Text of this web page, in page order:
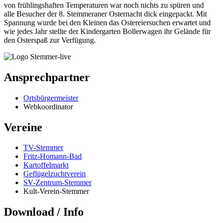
von frühlingshaften Temperaturen war noch nichts zu spüren und
alle Besucher der 8. Stemmeraner Osternacht dick eingepackt. Mit
Spannung wurde bei den Kleinen das Ostereiersuchen erwartet und
wie jedes Jahr stellte der Kindergarten Bollerwagen ihr Gelände für
den Osterspaß zur Verfügung.
Ansprechpartner
Ortsbürgermeister
Webkoordinator
Vereine
TV-Stemmer
Fritz-Homann-Bad
Kartoffelmarkt
Geflügelzuchtverein
SV-Zentrum-Stemmer
Kult-Verein-Stemmer
Download / Info